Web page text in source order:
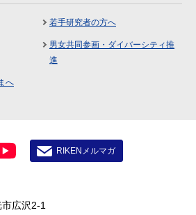
若手研究者の方へ
男女共同参画・ダイバーシティ推
進
へ
広沢2-1
RIKENメルマガ